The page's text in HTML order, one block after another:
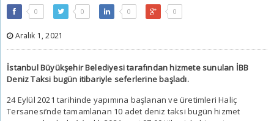
0 0 0 0
Aralık 1, 2021
İstanbul Büyükşehir Belediyesi tarafından hizmete sunulan İBB
Deniz Taksi bugün itibariyle seferlerine başladı.
24 Eylül 2021 tarihinde yapımına başlanan ve üretimleri Haliç
Tersanesi’nde tamamlanan 10 adet deniz taksi bugün hizmet